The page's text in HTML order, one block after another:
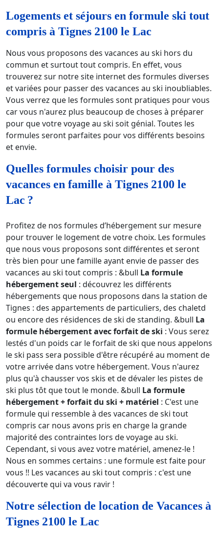
Logements et séjours en formule ski tout
compris à Tignes 2100 le Lac
Nous vous proposons des vacances au ski hors du
commun et surtout tout compris. En effet, vous
trouverez sur notre site internet des formules diverses
et variées pour passer des vacances au ski inoubliables.
Vous verrez que les formules sont pratiques pour vous
car vous n'aurez plus beaucoup de choses à préparer
pour que votre voyage au ski soit génial. Toutes les
formules seront parfaites pour vos différents besoins
et envie.
Quelles formules choisir pour des
vacances en famille à Tignes 2100 le
Lac ?
Profitez de nos formules d’hébergement sur mesure
pour trouver le logement de votre choix. Les formules
que nous vous proposons sont différentes et seront
très bien pour une famille ayant envie de passer des
vacances au ski tout compris : &bull La formule
hébergement seul : découvrez les différents
hébergements que nous proposons dans la station de
Tignes : des appartements de particuliers, des chaletd
ou encore des résidences de ski de standing. &bull La
formule hébergement avec forfait de ski : Vous serez
lestés d'un poids car le forfait de ski que nous appelons
le ski pass sera possible d'être récupéré au moment de
votre arrivée dans votre hébergement. Vous n'aurez
plus qu'à chausser vos skis et de dévaler les pistes de
ski plus tôt que tout le monde. &bull La formule
hébergement + forfait du ski + matériel : C'est une
formule qui ressemble à des vacances de ski tout
compris car nous avons pris en charge la grande
majorité des contraintes lors de voyage au ski.
Cependant, si vous avez votre matériel, amenez-le !
Nous en sommes certains : une formule est faite pour
vous !! Les vacances au ski tout compris : c'est une
découverte qui va vous ravir !
Notre sélection de location de Vacances à
Tignes 2100 le Lac